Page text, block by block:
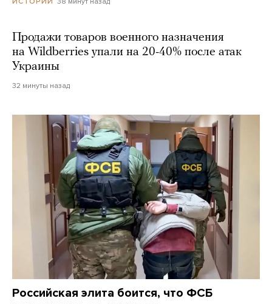
Продажи товаров военного назначения
на Wildberries упали на 20-40% после атак
Украины
32 минуты назад
Российская элита боится, что ФСБ